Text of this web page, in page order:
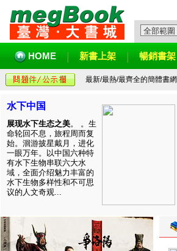
HOME 新書上架 暢銷書架
最新/最熱/最齊全的簡體書網
水下中国
展现水下生态之美。 。生
命轮回不息，旅程周而复
始。洄游披星戴月，进化
一眼万年。以中国六种特
有水下生物串联六大水
域，全面介绍魅力丰富的
水下生物多样性和不可思
议的人文奇观...